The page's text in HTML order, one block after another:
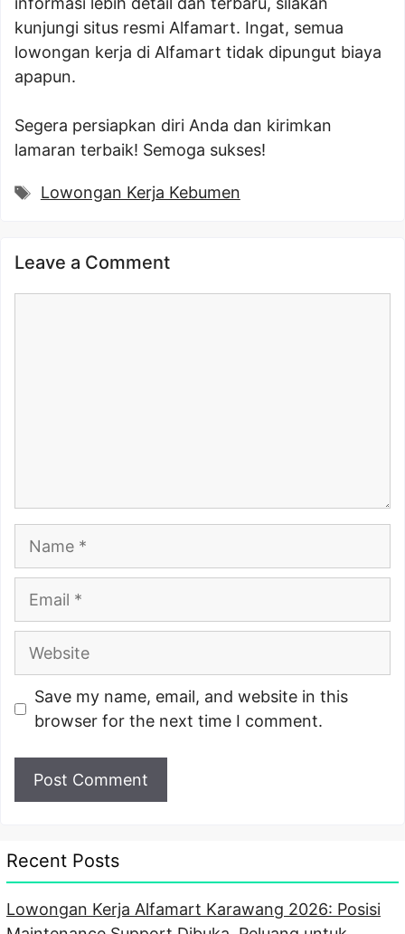
kunjungi situs resmi Alfamart. Ingat, semua
lowongan kerja di Alfamart tidak dipungut biaya
apapun.
Segera persiapkan diri Anda dan kirimkan
lamaran terbaik! Semoga sukses!
Tags
Lowongan Kerja Kebumen
Leave a Comment
Name
Email
Website
Save my name, email, and website in this
browser for the next time I comment.
Recent Posts
Lowongan Kerja Alfamart Karawang 2026: Posisi